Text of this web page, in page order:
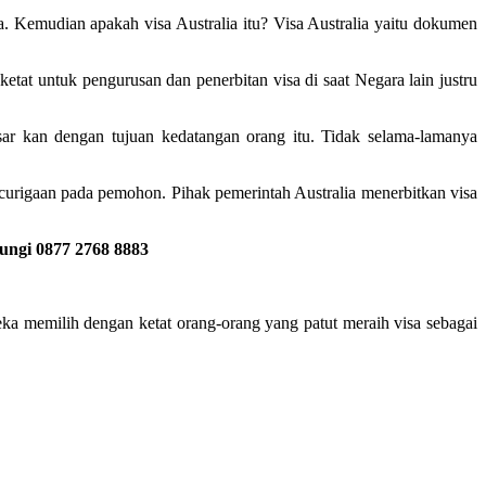
Kemudian apakah visa Australia itu? Visa Australia yaitu dokumen
untuk pengurusan dan penerbitan visa di saat Negara lain justru
kan dengan tujuan kedatangan orang itu. Tidak selama-lamanya
pada pemohon. Pihak pemerintah Australia menerbitkan visa
0877 2768 8883
memilih dengan ketat orang-orang yang patut meraih visa sebagai